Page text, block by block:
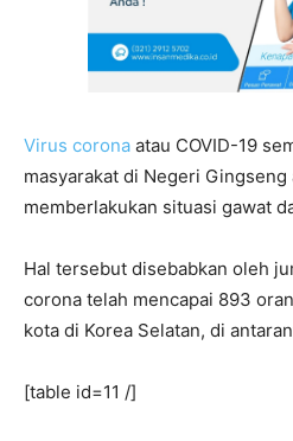
Virus corona atau COVID-19
masyarakat di Negeri Gingseng
memberlakukan situasi gawat
Hal tersebut disebabkan oleh
corona telah mencapai 893
kota di Korea Selatan, di
[table id=11 /]